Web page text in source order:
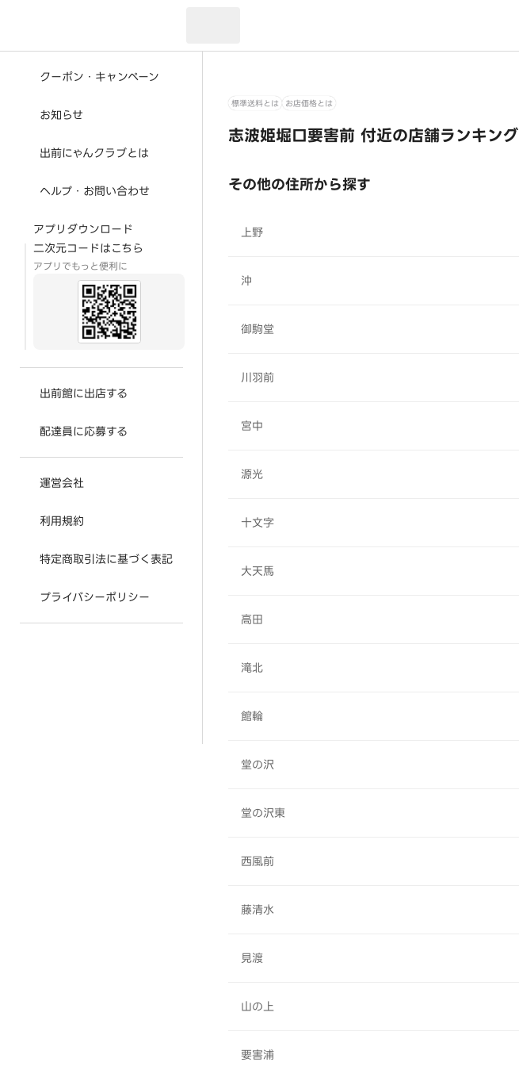
クーポン・キャンペーン
お知らせ
出前にゃんクラブとは
ヘルプ・お問い合わせ
アプリダウンロード
二次元コードはこちら
アプリでもっと便利に
出前館に出店する
配達員に応募する
運営会社
利用規約
特定商取引法に基づく表記
プライバシーポリシー
標準送料とは お店価格とは
志波姫堀口要害前 付近の店舗ランキング
その他の住所から探す
上野
沖
御駒堂
川羽前
宮中
源光
十文字
大天馬
高田
滝北
館輪
堂の沢
堂の沢東
西風前
藤清水
見渡
山の上
要害浦